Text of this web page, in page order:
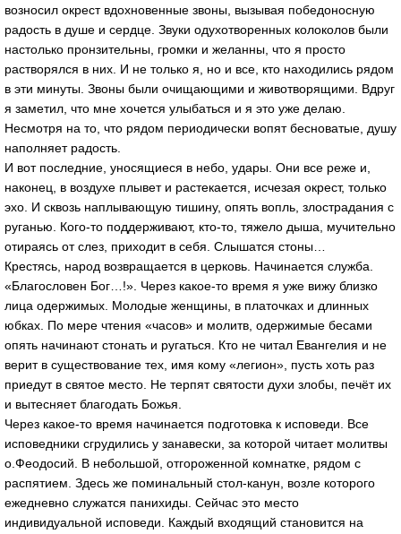
возносил окрест вдохновенные звоны, вызывая победоносную
радость в душе и сердце. Звуки одухотворенных колоколов были
настолько пронзительны, громки и желанны, что я просто
растворялся в них. И не только я, но и все, кто находились рядом
в эти минуты. Звоны были очищающими и животворящими. Вдруг
я заметил, что мне хочется улыбаться и я это уже делаю.
Несмотря на то, что рядом периодически вопят бесноватые, душу
наполняет радость.
И вот последние, уносящиеся в небо, удары. Они все реже и,
наконец, в воздухе плывет и растекается, исчезая окрест, только
эхо. И сквозь наплывающую тишину, опять вопль, злострадания с
руганью. Кого-то поддерживают, кто-то, тяжело дыша, мучительно
отираясь от слез, приходит в себя. Слышатся стоны…
Крестясь, народ возвращается в церковь. Начинается служба.
«Благословен Бог…!». Через какое-то время я уже вижу близко
лица одержимых. Молодые женщины, в платочках и длинных
юбках. По мере чтения «часов» и молитв, одержимые бесами
опять начинают стонать и ругаться. Кто не читал Евангелия и не
верит в существование тех, имя кому «легион», пусть хоть раз
приедут в святое место. Не терпят святости духи злобы, печёт их
и вытесняет благодать Божья.
Через какое-то время начинается подготовка к исповеди. Все
исповедники сгрудились у занавески, за которой читает молитвы
о.Феодосий. В небольшой, отгороженной комнатке, рядом с
распятием. Здесь же поминальный стол-канун, возле которого
ежедневно служатся панихиды. Сейчас это место
индивидуальной исповеди. Каждый входящий становится на